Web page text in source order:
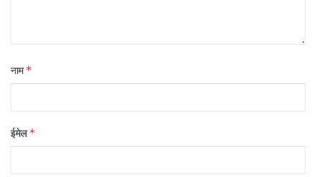
नाम*
ईमेल*